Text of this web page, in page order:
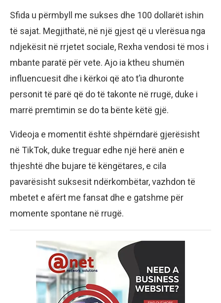
Sfida u përmbyll me sukses dhe 100 dollarët ishin
të sajat. Megjithatë, në një gjest që u vlerësua nga
ndjekësit në rrjetet sociale, Rexha vendosi të mos i
mbante paratë për vete. Ajo ia ktheu shumën
influencuesit dhe i kërkoi që ato t’ia dhuronte
personit të parë që do të takonte në rrugë, duke i
marrë premtimin se do ta bënte këtë gjë.
Videoja e momentit është shpërndarë gjerësisht
në TikTok, duke treguar edhe një herë anën e
thjeshtë dhe bujare të këngëtares, e cila
pavarësisht suksesit ndërkombëtar, vazhdon të
mbetet e afërt me fansat dhe e gatshme për
momente spontane në rrugë.